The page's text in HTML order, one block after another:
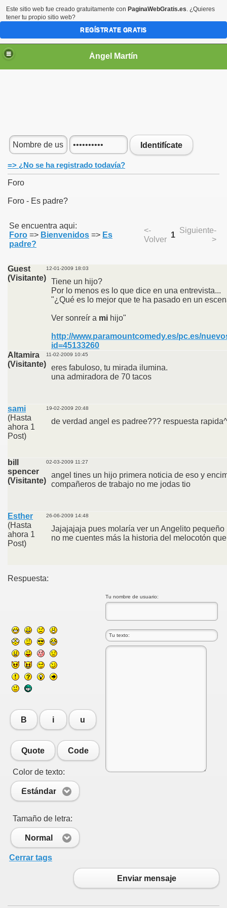
Ángel Martín
Identifícate
=> ¿No se ha registrado todavía?
Foro
Foro - Es padre?
Se encuentra aqui:
Foro => Bienvenidos => Es
padre?
<-
Volver
1
Siguiente-
>
Guest
(Visitante)
12-01-2009 18:03
Tiene un hijo?
Por lo menos es lo que dice en una entrevista...
"¿Qué es lo mejor que te ha pasado en un
Ver sonreír a mi hijo"
http://www.paramountcomedy.es/pc.es/
id=45133260
Altamira
(Visitante)
11-02-2009 10:45
eres fabuloso, tu mirada ilumina.
una admiradora de 70 tacos
sami
(Hasta
ahora 1
Post)
19-02-2009 20:48
de verdad angel es padree??? respuesta
bill
spencer
(Visitante)
02-03-2009 11:27
angel tines un hijo primera noticia de eso y
compañeros de trabajo no me jodas tio
Esther
(Hasta
ahora 1
Post)
26-06-2009 14:48
Jajajajaja pues molaría ver un Angelito
no me cuentes más la historia del melocotón
Respuesta:
Tu nombre de usuario:
B i u
Quote Code
Color de texto:
Estándar
Tamaño de letra:
Normal
Cerrar tags
Enviar mensaje
Este sitio web fue creado gratuitamente con PaginaWebGratis.es. ¿Quieres
tener tu propio sitio web?
REGÍSTRATE GRATIS